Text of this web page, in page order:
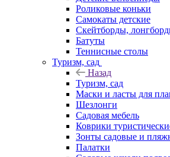
Роликовые коньки
Самокаты детские
Скейтборды,
Батуты
Теннисные столы
Туризм, сад
Назад
Туризм, сад
Маски и ласты для
Шезлонги
Садовая мебель
Коврики
Зонты садовые и
Палатки